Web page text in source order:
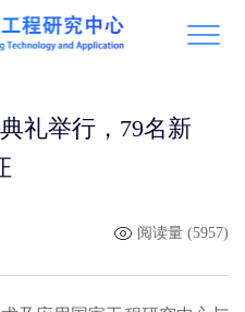
礼举行，79名新
阅读量 (5957)